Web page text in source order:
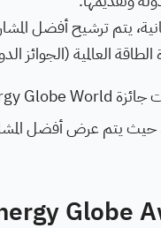
يتم ترشيح أفضل
العالمية (الجوائز
، حيث يتم عرض أفضل